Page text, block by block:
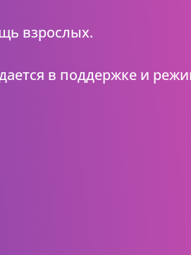
взрослых.
в поддержке и